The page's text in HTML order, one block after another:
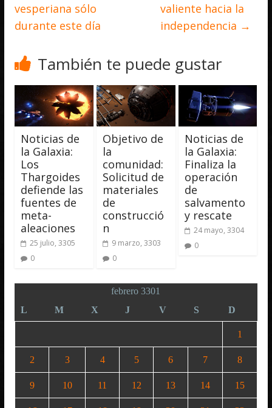
vesperiana sólo
durante este día
valiente hacia la
independencia →
También te puede gustar
Noticias de
la Galaxia:
Los
Thargoides
defiende las
fuentes de
meta-
aleaciones
25 julio, 3305
0
Objetivo de
la
comunidad:
Solicitud de
materiales
de
construcció
n
9 marzo, 3303
0
Noticias de
la Galaxia:
Finaliza la
operación
de
salvamento
y rescate
24 mayo, 3304
0
febrero 3301
L
M X J V S D
1
2 3 4 5 6 7 8
9 10 11 12 13 14 15